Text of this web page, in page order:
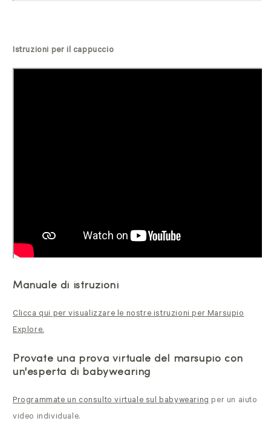
Istruzioni per il cappuccio
Manuale di istruzioni
Clicca qui per visualizzare le nostre istruzioni per Marsupio
Explore.
Provate una prova virtuale del marsupio con
un'esperta di babywearing
Programmate un consulto virtuale sul babywearing per un aiuto
video individuale.